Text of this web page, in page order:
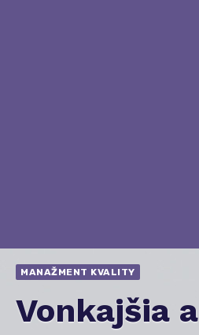
MANAŽMENT KVALITY
Vonkajšia a